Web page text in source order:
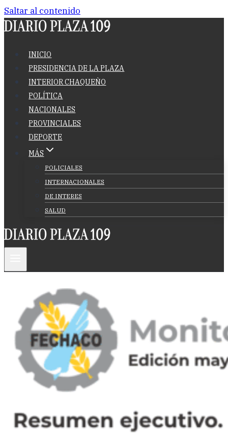
Saltar al contenido
INICIO
PRESIDENCIA DE LA PLAZA
INTERIOR CHAQUEÑO
POLÍTICA
NACIONALES
PROVINCIALES
DEPORTE
MÁS
POLICIALES
INTERNACIONALES
DE INTERES
SALUD